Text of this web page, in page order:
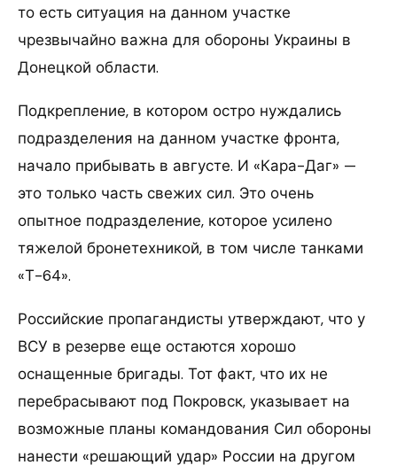
то есть ситуация на данном участке
чрезвычайно важна для обороны Украины в
Донецкой области.
Подкрепление, в котором остро нуждались
подразделения на данном участке фронта,
начало прибывать в августе. И «Кара-Даг» —
это только часть свежих сил. Это очень
опытное подразделение, которое усилено
тяжелой бронетехникой, в том числе танками
«Т-64».
Российские пропагандисты утверждают, что у
ВСУ в резерве еще остаются хорошо
оснащенные бригады. Тот факт, что их не
перебрасывают под Покровск, указывает на
возможные планы командования Сил обороны
нанести «решающий удар» России на другом